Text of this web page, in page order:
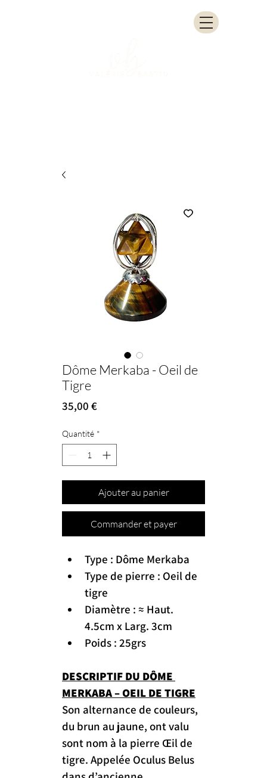
Dôme Merkaba - Oeil de
Tigre
35,00 €Prix
Quantité *
Ajouter au panier
Commander et payer
Type : Dôme Merkaba
Type de pierre : Oeil de
tigre
Diamètre : ≈ Haut.
4.5cm x Larg. 3cm
Poids : 25grs
DESCRIPTIF DU DÔME
MERKABA – OEIL DE TIGRE
Son alternance de couleurs,
du brun au jaune, ont valu
sont nom à la pierre Œil de
tigre. Appelée Oculus Belus